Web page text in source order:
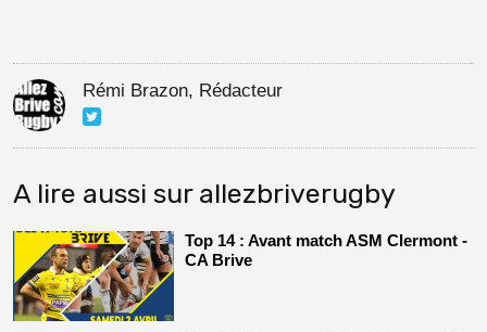
Rémi Brazon, Rédacteur
A lire aussi sur allezbriverugby
Top 14 : Avant match ASM Clermont -
CA Brive